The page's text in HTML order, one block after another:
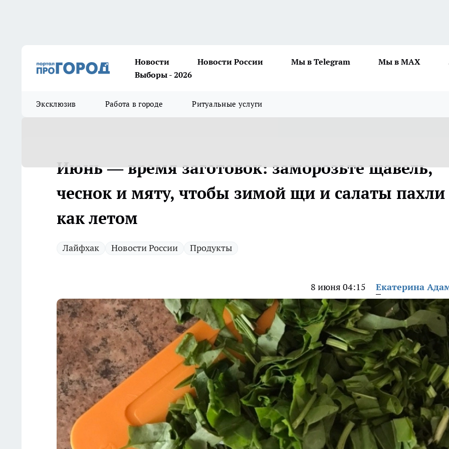
Новости Новости России Мы в Telegram Мы в MAX
Выборы - 2026
Эксклюзив Работа в городе Ритуальные услуги
Июнь — время заготовок: заморозьте щавель,
чеснок и мяту, чтобы зимой щи и салаты пахли
как летом
Лайфхак Новости России Продукты
8 июня 04:15 Екатерина